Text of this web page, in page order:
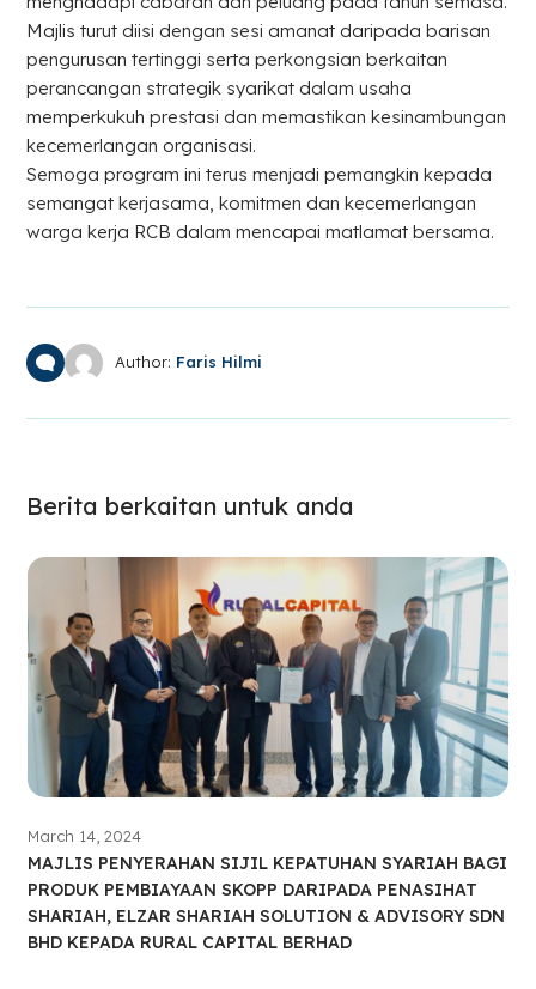
Majlis turut diisi dengan sesi amanat daripada barisan
pengurusan tertinggi serta perkongsian berkaitan
perancangan strategik syarikat dalam usaha
memperkukuh prestasi dan memastikan kesinambungan
kecemerlangan organisasi.
Semoga program ini terus menjadi pemangkin kepada
semangat kerjasama, komitmen dan kecemerlangan
warga kerja RCB dalam mencapai matlamat bersama.
Author: Faris Hilmi
Berita berkaitan untuk anda
March 14, 2024
MAJLIS PENYERAHAN SIJIL KEPATUHAN SYARIAH BAGI
PRODUK PEMBIAYAAN SKOPP DARIPADA PENASIHAT
SHARIAH, ELZAR SHARIAH SOLUTION & ADVISORY SDN
BHD KEPADA RURAL CAPITAL BERHAD